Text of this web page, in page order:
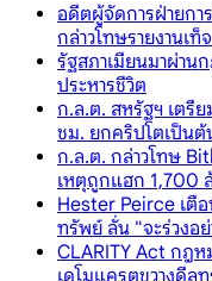
อดีตผู้จัดการฝ่ายกา
กล่าวโทษรายงานเ
รัฐสภาเมียนมาผ่าน
ประหารชีวิต
ก.ล.ต. สหรัฐฯ เตรี
ชม. ยกคริปโตเป็น
ก.ล.ต. กล่าวโทษ
เหตุถูกแฮก 1,700
Hester Peirce เตื
ทรัพย์ ลั่น "จะร่วงอ
CLARITY Act กฎ
เดโมแครตขวางดีล